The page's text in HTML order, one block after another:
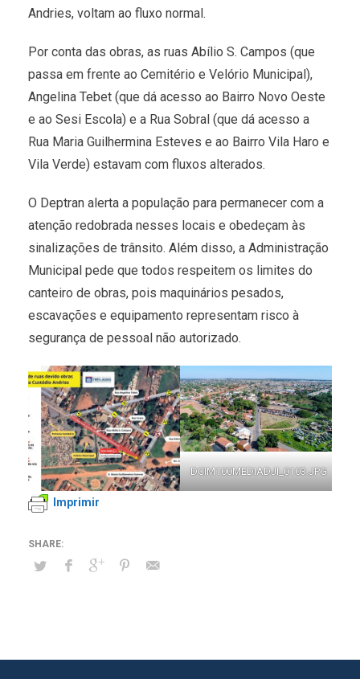
Andries, voltam ao fluxo normal.
Por conta das obras, as ruas Abílio S. Campos (que
passa em frente ao Cemitério e Velório Municipal),
Angelina Tebet (que dá acesso ao Bairro Novo Oeste
e ao Sesi Escola) e a Rua Sobral (que dá acesso a
Rua Maria Guilhermina Esteves e ao Bairro Vila Haro e
Vila Verde) estavam com fluxos alterados.
O Deptran alerta a população para permanecer com a
atenção redobrada nesses locais e obedeçam às
sinalizações de trânsito. Além disso, a Administração
Municipal pede que todos respeitem os limites do
canteiro de obras, pois maquinários pesados,
escavações e equipamento representam risco à
segurança de pessoal não autorizado.
DCIM100MEDIADJI_0103.JPG
Imprimir